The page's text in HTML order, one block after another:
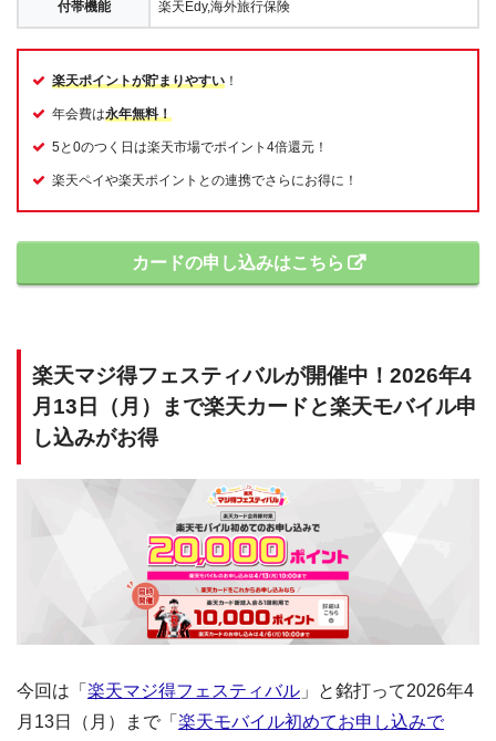
付帯機能 楽天Edy,海外旅行保険
楽天ポイントが貯まりやすい ！
年会費は永年無料！
5と0のつく日は楽天市場でポイント4倍還元！
楽天ペイや楽天ポイントとの連携でさらにお得に！
カードの申し込みはこちら
楽天マジ得フェスティバルが開催中！2026年4
月13日（月）まで楽天カードと楽天モバイル申
し込みがお得
今回は「 楽天マジ得フェスティバル 」と銘打って2026年4
月13日（月）まで「 楽天モバイル初めてお申し込みで